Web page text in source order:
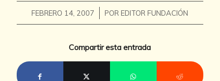
FEBRERO 14, 2007
/ POREDITOR FUNDACIÓN
Compartir esta entrada